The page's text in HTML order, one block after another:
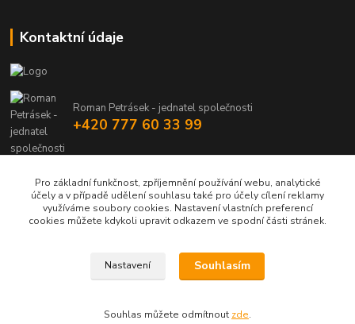
Kontaktní údaje
Roman Petrásek - jednatel společnosti
+420 777 60 33 99
Upravit sběr cookies.
Pro základní funkčnost, zpříjemnění používání webu, analytické
účely a v případě udělení souhlasu také pro účely cílení reklamy
využíváme soubory cookies. Nastavení vlastních preferencí
cookies můžete kdykoli upravit odkazem ve spodní části stránek.
Nastavení Souhlasím
Souhlas můžete odmítnout zde.